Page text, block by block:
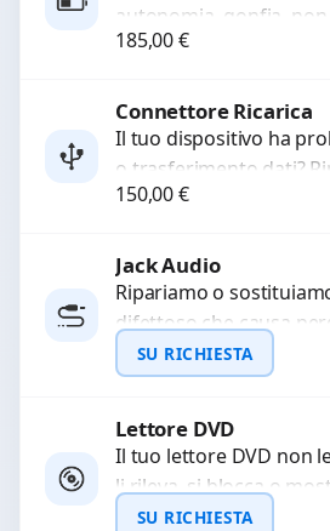
autonomia, gonfia,
lenta o cicli di ricarica
185,00€
Procedi
Connettore Ricarica
Il tuo dispositivo ha
o trasferimento dati?
sostituiamo connettori
150,00€
Jack Audio
Ripariamo o
difettoso che causa
sonora o impossibilità
e accessori....
SU RICHIESTA
Richiedi
Lettore DVD
Il tuo lettore DVD non
li rileva, si blocca o
caricamento? Ripariamo
SU RICHIESTA